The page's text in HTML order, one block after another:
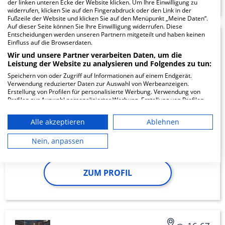
Bezirksklinikum
Obermain - Tagesklinik
für Psychiatrie,
Psychotherapie…
Gustav-Hirschfeld-Ring 9
96450 Coburg
ZUM PROFIL
der linken unteren Ecke der Website klicken. Um Ihre Einwilligung zu
widerrufen, klicken Sie auf den Fingerabdruck oder den Link in der
Fußzeile der Website und klicken Sie auf den Menüpunkt „Meine Daten“.
Auf dieser Seite können Sie Ihre Einwilligung widerrufen. Diese
Entscheidungen werden unseren Partnern mitgeteilt und haben keinen
Einfluss auf die Browserdaten.
Wir und unsere Partner verarbeiten Daten, um die
Leistung der Website zu analysieren und Folgendes zu tun:
Speichern von oder Zugriff auf Informationen auf einem Endgerät.
Verwendung reduzierter Daten zur Auswahl von Werbeanzeigen.
Erstellung von Profilen für personalisierte Werbung. Verwendung von
Profilen zur Auswahl personalisierter Werbung. Erstellung von Profilen
personalisierter Inhalte. Messung der Werbeleistung. Messung der
Performance von Inhalten. Analyse von Zielgruppen durch Statistiken
oder Kombinationen von Daten aus verschiedenen Quellen. Entwicklung
und Verbesserung der Angebote. Verwendung reduzierter Daten zur
Auswahl von Inhalten.
die USA gesendet werden.
Ihre Einwilligung und die cookie Richtlinie gelten ausschließlich für diese
IAB-Verarbeitungszwecke:
Alle akzeptieren
Ablehnen
Nein, anpassen